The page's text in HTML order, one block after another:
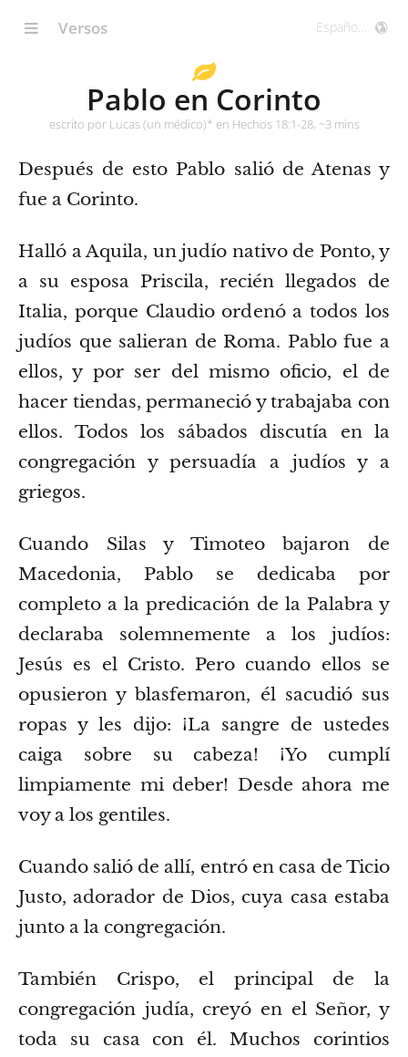
Versos
Pablo en Corinto
escrito por Lucas (un médico)* en Hechos 18:1-28, ~3 mins
Después de esto Pablo salió de Atenas y
fue a Corinto.
Halló a Aquila, un judío nativo de Ponto, y
a su esposa Priscila, recién llegados de
Italia, porque Claudio ordenó a todos los
judíos que salieran de Roma. Pablo fue a
ellos,y por ser del mismo oficio, el de
hacer tiendas, permaneció y trabajaba con
ellos. Todos los sábados discutía en la
congregación y persuadía a judíos y a
griegos.
Cuando Silas y Timoteo bajaron de
Macedonia, Pablo se dedicaba por
completo a la predicación de la Palabra y
declaraba solemnemente a los judíos:
Jesús es el Cristo.Pero cuando ellos se
opusieron y blasfemaron, él sacudió sus
ropas y les dijo: ¡La sangre de ustedes
caiga sobre su cabeza! ¡Yo cumplí
limpiamente mi deber! Desde ahora me
voy a los gentiles.
Cuando salió de allí, entró en casa de Ticio
Justo, adorador de Dios, cuya casa estaba
junto a la congregación.
También Crispo, el principal de la
congregación judía, creyó en el Señor, y
toda su casa con él. Muchos corintios